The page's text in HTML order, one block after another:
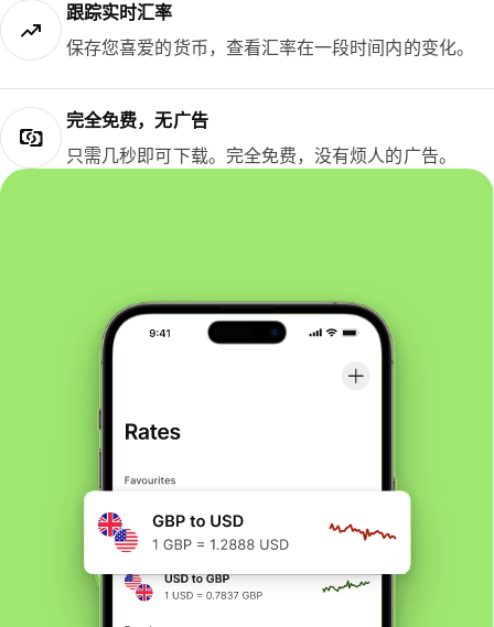
跟踪实时汇率
保存您喜爱的货币，查看汇率在一段时间内的变化。
完全免费，无广告
只需几秒即可下载。完全免费，没有烦人的广告。